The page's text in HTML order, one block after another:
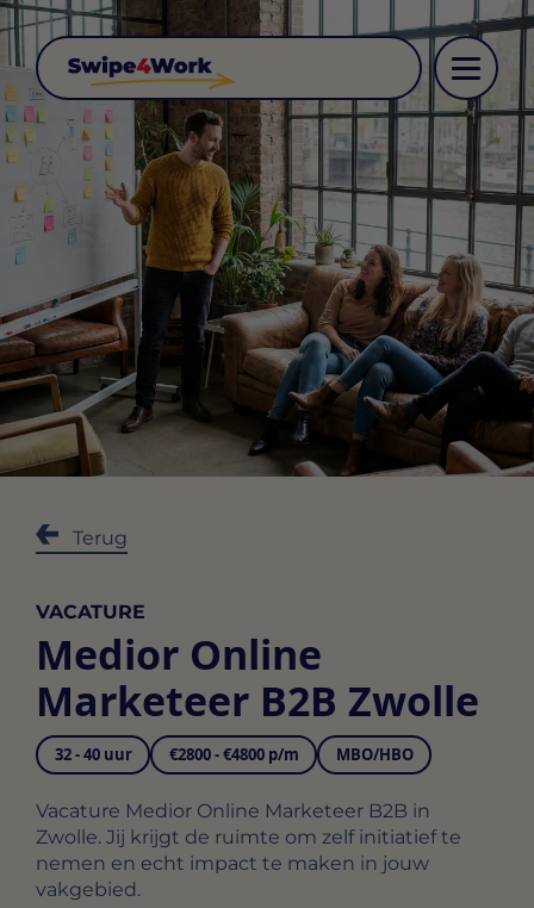
Terug
VACATURE
Medior Online
Marketeer B2B Zwolle
32 - 40 uur €2800 - €4800 p/m MBO/HBO
Vacature Medior Online Marketeer B2B in
Zwolle. Jij krijgt de ruimte om zelf initiatief te
nemen en echt impact te maken in jouw
vakgebied.